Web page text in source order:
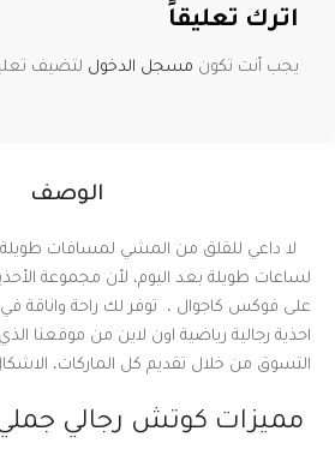
الوصف
لا داعي للقلق من المشي لمسافات
لساعات طويلة بعد اليوم، لأن مجموعة
على فوكس كاجوال ، توفر لك راحة واناقة
احذية رجالية رياضية اون لاين من موقعنا
التسوق من خلال تقديم كل الماركات،
مميزات كوتش رجالي
اترك تعليقاً
يجب أنت تكون مسجل الدخول لتضيف